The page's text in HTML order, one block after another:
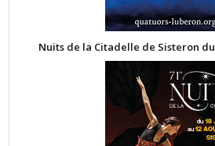
Nuits de la Citadelle de Sisteron